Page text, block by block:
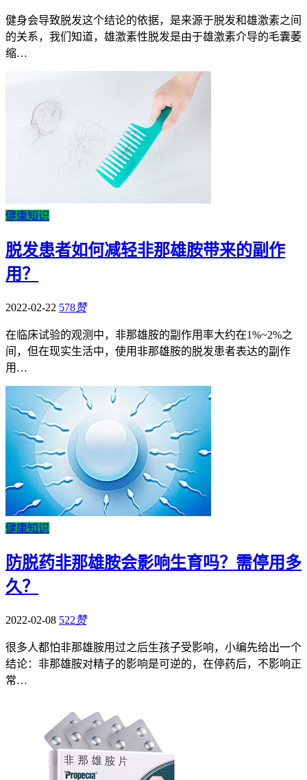
健身会导致脱发这个结论的依据，是来源于脱发和雄激素之间
的关系，我们知道，雄激素性脱发是由于雄激素介导的毛囊萎
缩…
健康知识
脱发患者如何减轻非那雄胺带来的副作
用？
2022-02-22 578赞
在临床试验的观测中，非那雄胺的副作用率大约在1%~2%之
间，但在现实生活中，使用非那雄胺的脱发患者表达的副作
用…
健康知识
防脱药非那雄胺会影响生育吗？需停用多
久？
2022-02-08 522赞
很多人都怕非那雄胺用过之后生孩子受影响，小编先给出一个
结论：非那雄胺对精子的影响是可逆的，在停药后，不影响正
常…